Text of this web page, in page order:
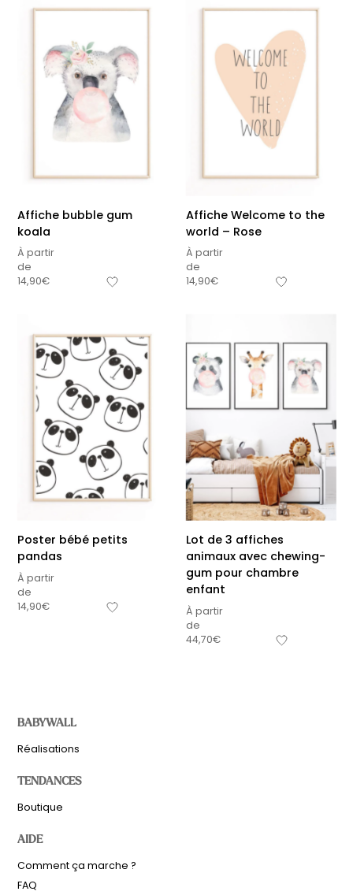
Affiche bubble gum
koala
À partir
de
14,90€
Affiche Welcome to the
world – Rose
À partir
de
14,90€
Poster bébé petits
pandas
À partir
de
14,90€
Lot de 3 affiches
animaux avec chewing-
gum pour chambre
enfant
À partir
de
44,70€
BABYWALL
Réalisations
TENDANCES
Boutique
AIDE
Comment ça marche ?
FAQ